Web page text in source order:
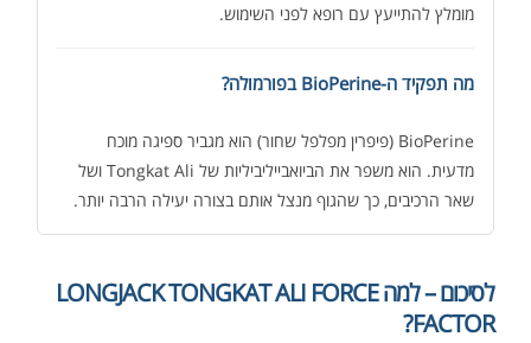
מומלץ להתייעץ עם רופא לפני השימוש.
מה תפקיד ה-BioPerine בפורמולה?
BioPerine (פיפרין מפלפל שחור) הוא מגביר ספיגה מוכח
מדעית. הוא משפר את הביואבייליביליות של Tongkat Ali ושל
שאר הרכיבים, כך שהגוף מנצל אותם בצורה יעילה הרבה יותר.
לסיכום – למה LONGJACK TONGKAT ALI FORCE
FACTOR?